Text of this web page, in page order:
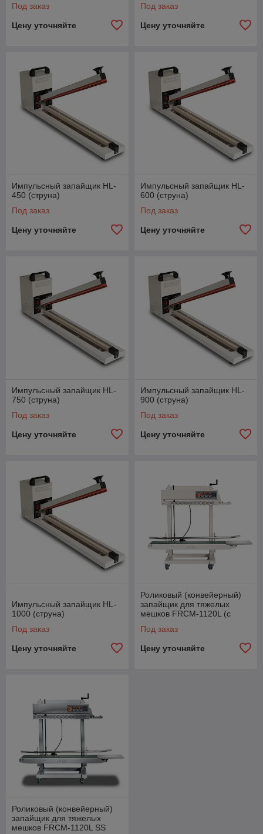
Под заказ
Цену уточняйте
Под заказ
Цену уточняйте
Импульсный запайщик HL-
450 (струна)
Под заказ
Цену уточняйте
Импульсный запайщик HL-
600 (струна)
Под заказ
Цену уточняйте
Импульсный запайщик HL-
750 (струна)
Под заказ
Цену уточняйте
Импульсный запайщик HL-
900 (струна)
Под заказ
Цену уточняйте
Импульсный запайщик HL-
1000 (струна)
Под заказ
Цену уточняйте
Роликовый (конвейерный)
запайщик для тяжелых
мешков FRCM-1120L (с
Под заказ
Цену уточняйте
Роликовый (конвейерный)
запайщик для тяжелых
мешков FRCM-1120L SS